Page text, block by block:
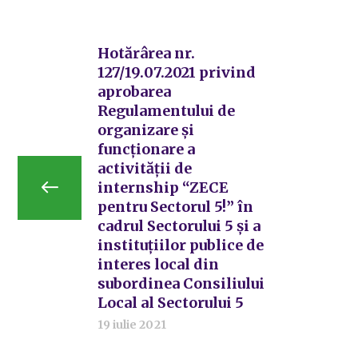
Hotărârea nr.
127/19.07.2021 privind
aprobarea
Regulamentului de
organizare și
funcționare a
activității de
internship “ZECE
pentru Sectorul 5!” în
cadrul Sectorului 5 și a
instituțiilor publice de
interes local din
subordinea Consiliului
Local al Sectorului 5
19 iulie 2021